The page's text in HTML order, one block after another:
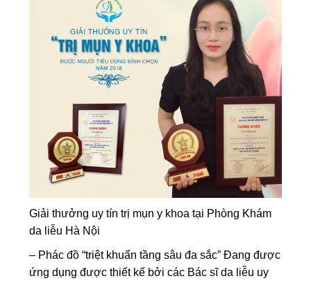
Giải thưởng uy tín trị mụn y khoa tại Phòng Khám
da liễu Hà Nội
– Phác đồ “triệt khuẩn tầng sâu đa sắc” Đang được
ứng dụng được thiết kế bởi các Bác sĩ da liễu uy